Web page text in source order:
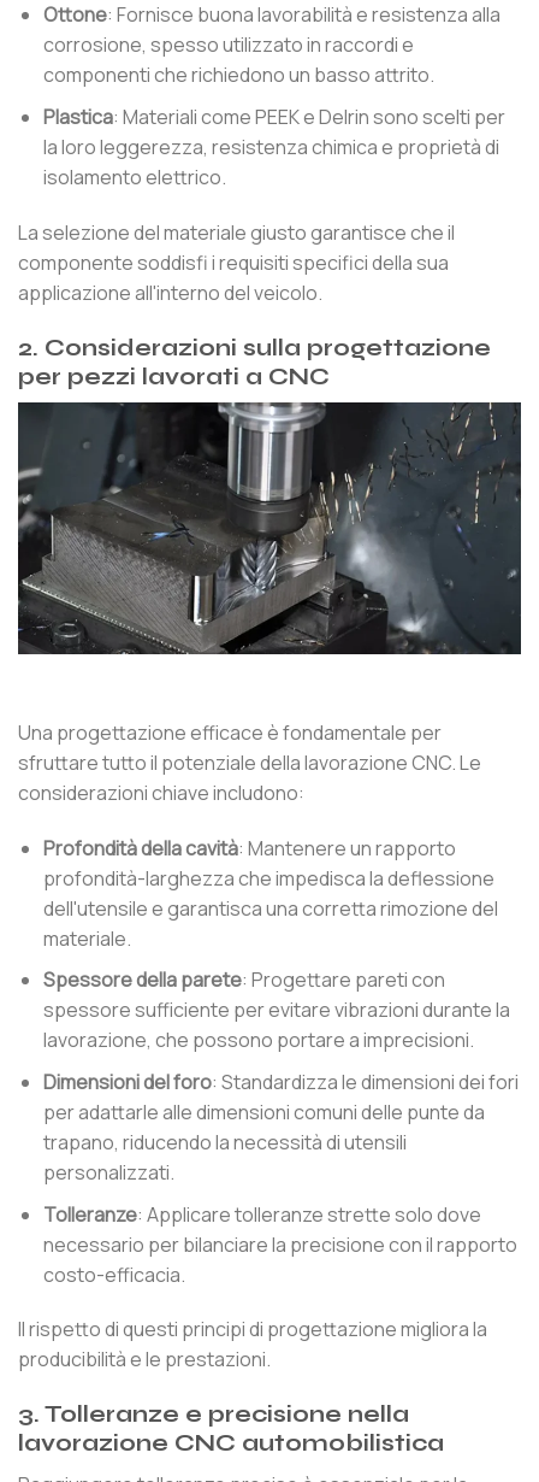
Ottone: Fornisce buona lavorabilità e resistenza alla
corrosione, spesso utilizzato in raccordi e
componenti che richiedono un basso attrito.
Plastica: Materiali come PEEK e Delrin sono scelti per
la loro leggerezza, resistenza chimica e proprietà di
isolamento elettrico.
La selezione del materiale giusto garantisce che il
componente soddisfi i requisiti specifici della sua
applicazione all'interno del veicolo.
2. Considerazioni sulla progettazione
per pezzi lavorati a CNC
Una progettazione efficace è fondamentale per
sfruttare tutto il potenziale della lavorazione CNC. Le
considerazioni chiave includono:
Profondità della cavità: Mantenere un rapporto
profondità-larghezza che impedisca la deflessione
dell'utensile e garantisca una corretta rimozione del
materiale.
Spessore della parete: Progettare pareti con
spessore sufficiente per evitare vibrazioni durante la
lavorazione, che possono portare a imprecisioni.
Dimensioni del foro: Standardizza le dimensioni dei fori
per adattarle alle dimensioni comuni delle punte da
trapano, riducendo la necessità di utensili
personalizzati.
Tolleranze: Applicare tolleranze strette solo dove
necessario per bilanciare la precisione con il rapporto
costo-efficacia.
Il rispetto di questi principi di progettazione migliora la
producibilità e le prestazioni.
3. Tolleranze e precisione nella
lavorazione CNC automobilistica